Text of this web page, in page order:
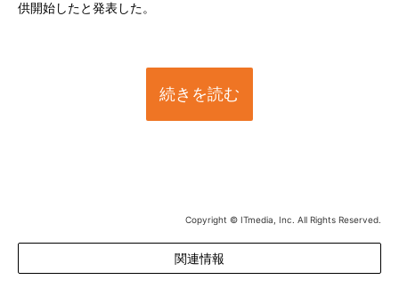
供開始したと発表した。
続きを読む
Copyright © ITmedia, Inc. All Rights Reserved.
関連情報